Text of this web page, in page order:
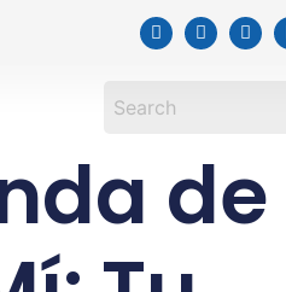
de